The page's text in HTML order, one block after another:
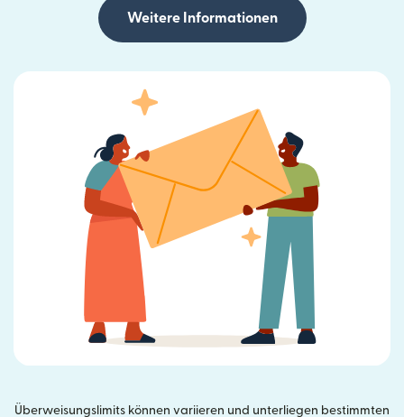
Weitere Informationen
Überweisungslimits können variieren und unterliegen bestimmten